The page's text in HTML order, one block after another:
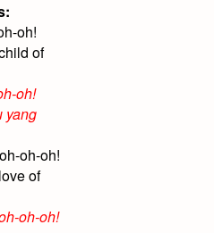
oh!
of
oh!
yang
oh-oh!
of
oh-oh!